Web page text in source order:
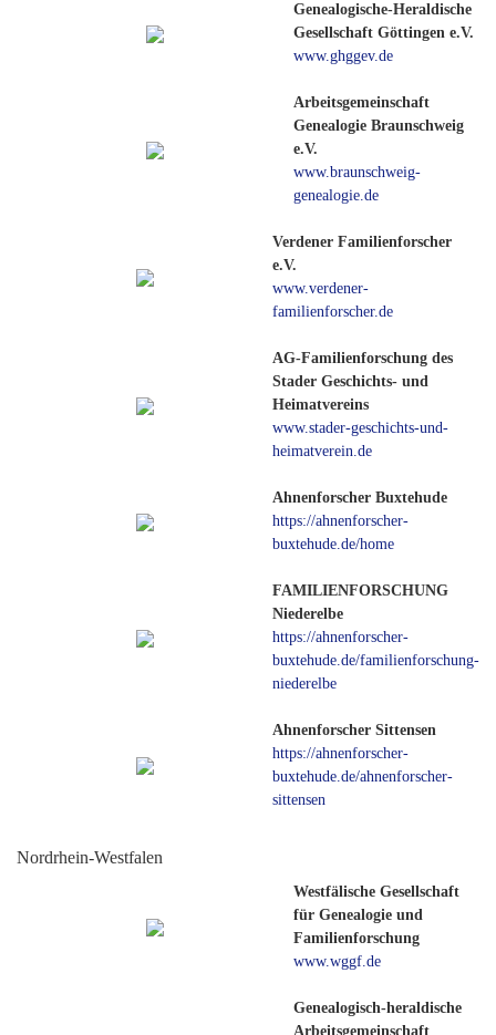
Genealogische-Heraldische
Gesellschaft Göttingen e.V.
www.ghggev.de
Arbeitsgemeinschaft
Genealogie Braunschweig
e.V.
www.braunschweig-
genealogie.de
Verdener Familienforscher
e.V.
www.verdener-
familienforscher.de
AG-Familienforschung des
Stader Geschichts- und
Heimatvereins
www.stader-geschichts-und-
heimatverein.de
Ahnenforscher Buxtehude
https://ahnenforscher-
buxtehude.de/home
FAMILIENFORSCHUNG
Niederelbe
https://ahnenforscher-
buxtehude.de/familienforschung-
niederelbe
Ahnenforscher Sittensen
https://ahnenforscher-
buxtehude.de/ahnenforscher-
sittensen
Nordrhein-Westfalen
Westfälische Gesellschaft
für Genealogie und
Familienforschung
www.wggf.de
Genealogisch-heraldische
Arbeitsgemeinschaft